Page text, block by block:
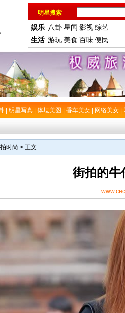
明星搜索
娱乐 八卦星闻 影视综艺
生活 游玩 美食 百味便民
明星写真 体坛美图 香车美女 网络美女
时尚 > 正文
街拍的牛